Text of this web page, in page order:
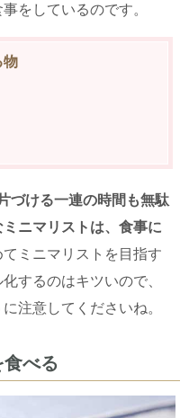
をしているのです。
物
づける一連の時間も無駄
ニマリストは、食事に
てミニマリストを目指す
するのはキツいので、
注意してくださいね。
べる